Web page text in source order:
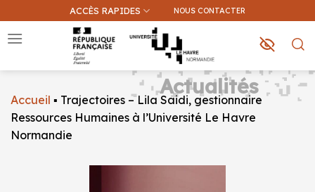
au
contenu
ACCÈS RAPIDES NOUS CONTACTER
Que recherchez-vous ?
Accueil ▪ Trajectoires – Lila Saidi, gestionnaire
Ressources Humaines à l’Université Le Havre
Normandie
Actualités